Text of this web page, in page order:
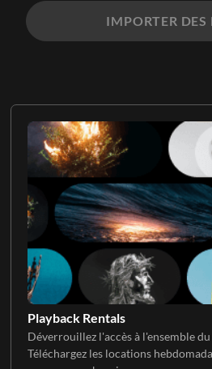
Playback Rentals
Déverrouillez l'accès à l'ensemble du
Téléchargez les locations
IMPORTER DES